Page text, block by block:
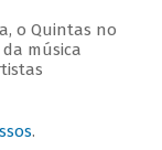
o Quintas no
música
.